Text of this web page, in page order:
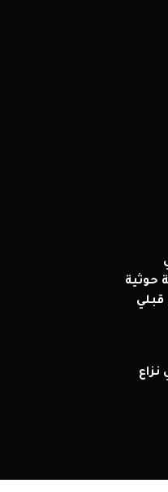
حوثية
قبلي